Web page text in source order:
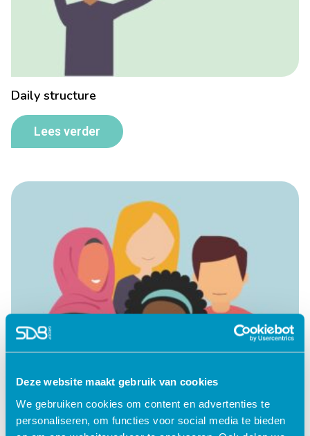
Deze website maakt gebruik van cookies
We gebruiken cookies om content en advertenties te
personaliseren, om functies voor social media te bieden
Daily structure
Lees verder